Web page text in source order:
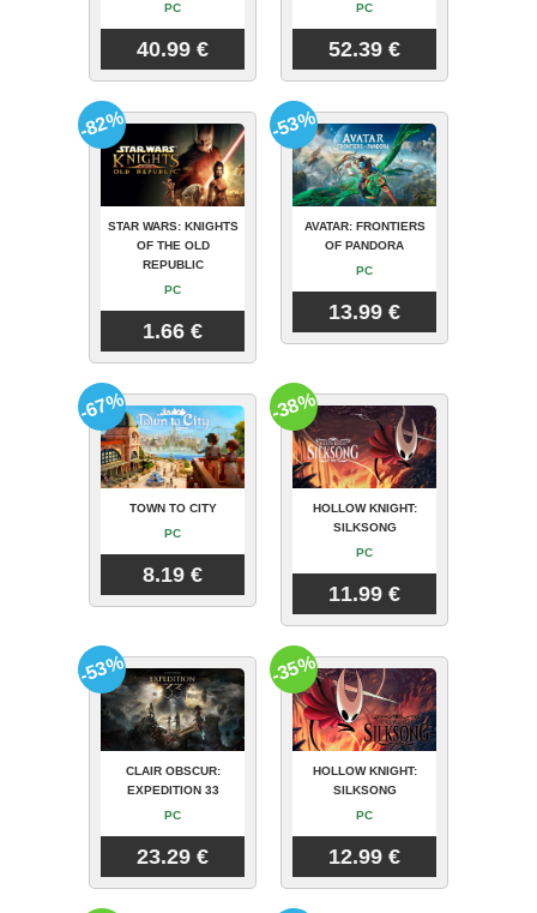
PC
40.99 €
PC
52.39 €
STAR WARS: KNIGHTS
OF THE OLD
REPUBLIC
PC
1.66 €
-82%
AVATAR: FRONTIERS
OF PANDORA
PC
13.99 €
-53%
TOWN TO CITY
PC
8.19 €
-67%
HOLLOW KNIGHT:
SILKSONG
PC
11.99 €
-38%
CLAIR OBSCUR:
EXPEDITION 33
PC
23.29 €
-53%
HOLLOW KNIGHT:
SILKSONG
PC
12.99 €
-35%